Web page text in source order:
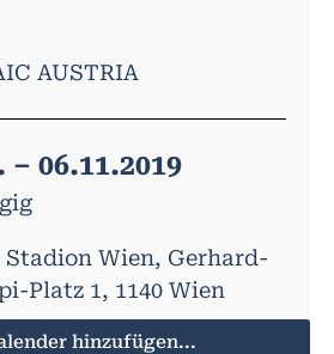
AUSTRIA
– 06.11.2019
Stadion Wien, Gerhard-
Platz 1, 1140 Wien
hinzufügen...